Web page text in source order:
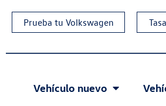
Prueba tu Volkswagen
Vehículo nuevo